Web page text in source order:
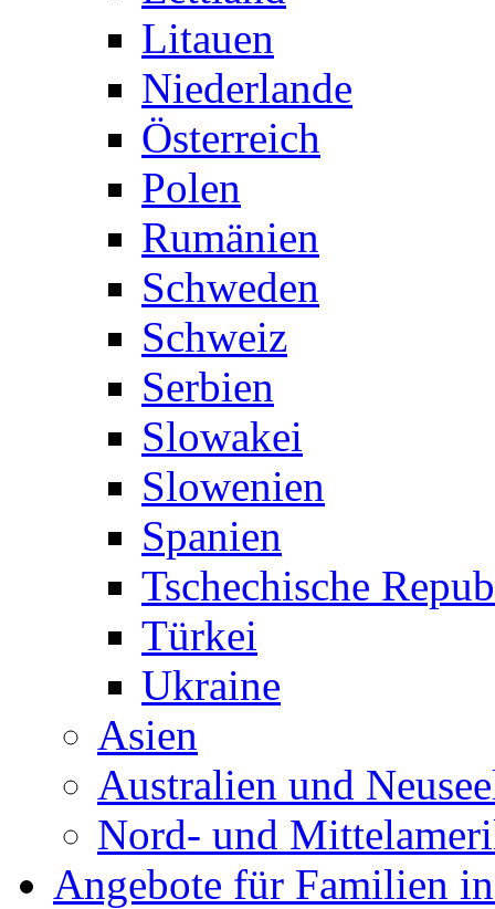
Litauen
Niederlande
Österreich
Polen
Rumänien
Schweden
Schweiz
Serbien
Slowakei
Slowenien
Spanien
Tschechische
Türkei
Ukraine
Asien
Australien und
Nord- und
Angebote für Familien